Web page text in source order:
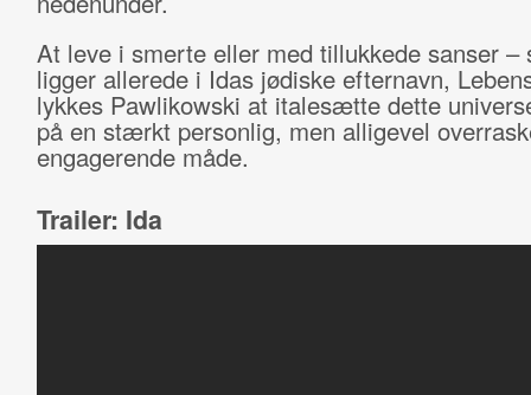
At leve i smerte eller med tillukkede sanser –
ligger allerede i Idas jødiske efternavn,
lykkes Pawlikowski at italesætte dette
på en stærkt personlig, men alligevel
engagerende måde.
Trailer: Ida